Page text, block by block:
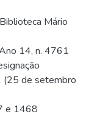
Mário
14, n. 4761
(25 de setembro
e 1468